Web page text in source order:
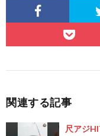
関連する記事
尺アジ